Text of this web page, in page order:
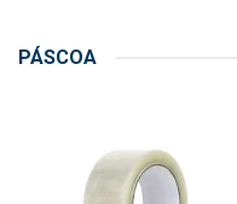
PÁSCOA